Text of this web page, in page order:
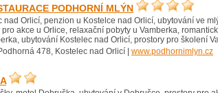
PODHORNÍ MLÝN
nad Orlicí, penzion u Kostelce nad Orlicí, ubytování ve
akce u Orlice, relaxační pobyty u Vamberka,
ubytování Kostelec nad Orlicí, prostory pro školení
478, Kostelec nad Orlicí | www.podhornimlyn.cz